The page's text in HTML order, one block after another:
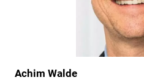
Achim Walde